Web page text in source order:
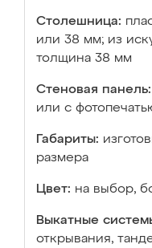
Столешница:
или 38 мм; из
толщина 38 мм
Стеновая панель:
или с
Габариты:
размера
Цвет: на выбор,
Выкатные
открывания,